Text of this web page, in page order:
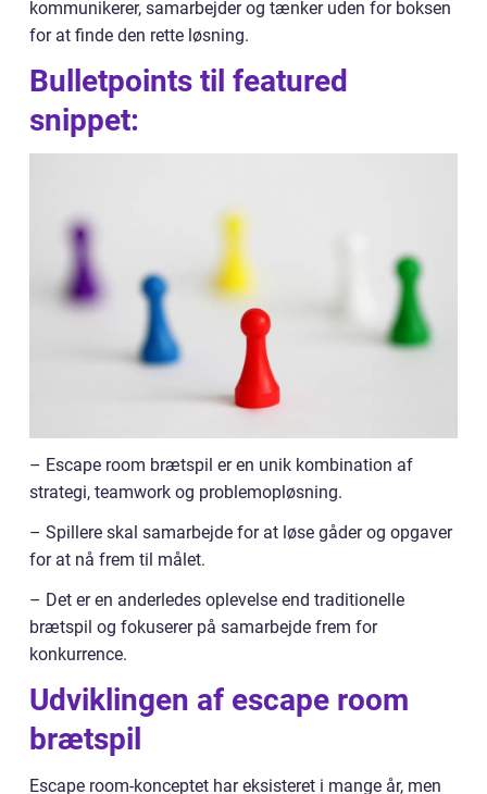
kommunikerer, samarbejder og tænker uden for boksen
for at finde den rette løsning.
Bulletpoints til featured
snippet:
– Escape room brætspil er en unik kombination af
strategi, teamwork og problemopløsning.
– Spillere skal samarbejde for at løse gåder og opgaver
for at nå frem til målet.
– Det er en anderledes oplevelse end traditionelle
brætspil og fokuserer på samarbejde frem for
konkurrence.
Udviklingen af escape room
brætspil
Escape room-konceptet har eksisteret i mange år, men